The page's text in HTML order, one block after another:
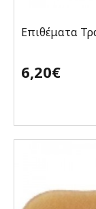
Επιθέματα
6,20€